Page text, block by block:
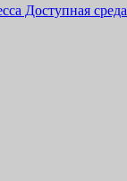
Доступная среда